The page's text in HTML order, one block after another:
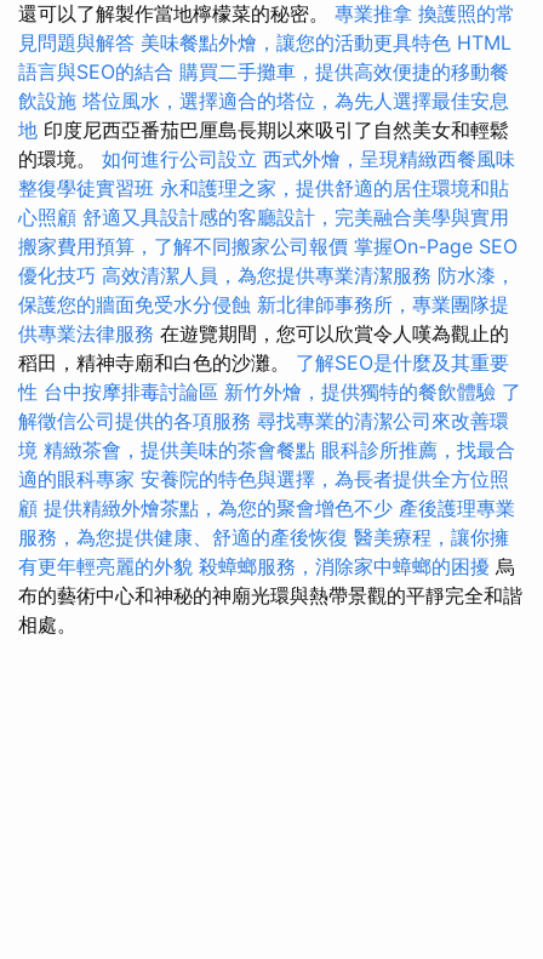
還可以了解製作當地檸檬菜的秘密。 專業推拿 換護照的常
見問題與解答 美味餐點外燴，讓您的活動更具特色 HTML
語言與SEO的結合 購買二手攤車，提供高效便捷的移動餐
飲設施 塔位風水，選擇適合的塔位，為先人選擇最佳安息
地 印度尼西亞番茄巴厘島長期以來吸引了自然美女和輕鬆
的環境。 如何進行公司設立 西式外燴，呈現精緻西餐風味
整復學徒實習班 永和護理之家，提供舒適的居住環境和貼
心照顧 舒適又具設計感的客廳設計，完美融合美學與實用
搬家費用預算，了解不同搬家公司報價 掌握On-Page SEO
優化技巧 高效清潔人員，為您提供專業清潔服務 防水漆，
保護您的牆面免受水分侵蝕 新北律師事務所，專業團隊提
供專業法律服務 在遊覽期間，您可以欣賞令人嘆為觀止的
稻田，精神寺廟和白色的沙灘。 了解SEO是什麼及其重要
性 台中按摩排毒討論區 新竹外燴，提供獨特的餐飲體驗 了
解徵信公司提供的各項服務 尋找專業的清潔公司來改善環
境 精緻茶會，提供美味的茶會餐點 眼科診所推薦，找最合
適的眼科專家 安養院的特色與選擇，為長者提供全方位照
顧 提供精緻外燴茶點，為您的聚會增色不少 產後護理專業
服務，為您提供健康、舒適的產後恢復 醫美療程，讓你擁
有更年輕亮麗的外貌 殺蟑螂服務，消除家中蟑螂的困擾 烏
布的藝術中心和神秘的神廟光環與熱帶景觀的平靜完全和諧
相處。